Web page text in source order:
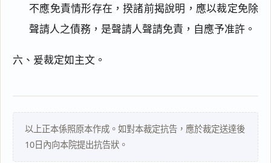
不應免責情形存在，揆諸前揭說明，應以裁定免除
聲請人之債務，是聲請人聲請免責，自應予准許。
六、爰裁定如主文。
以上正本係照原本作成。如對本裁定抗告，應於裁定送達後
10日內向本院提出抗告狀。
搜尋本
理
由